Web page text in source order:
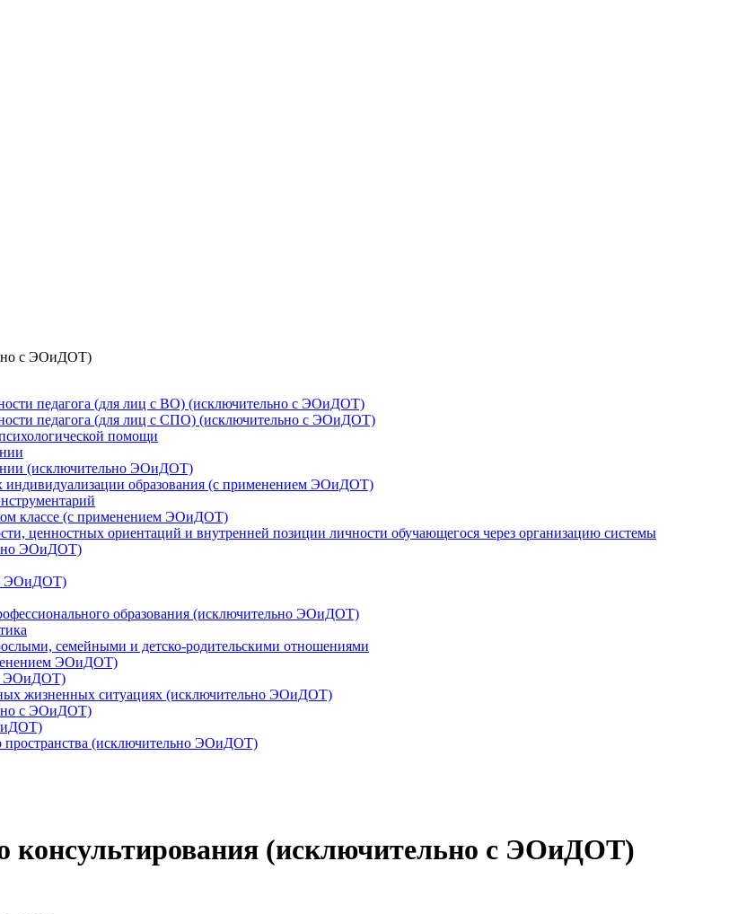
с ЭОиДОТ)
педагога (для лиц с ВО) (исключительно с ЭОиДОТ)
педагога (для лиц с СПО) (исключительно с ЭОиДОТ)
помощи
(исключительно ЭОиДОТ)
индивидуализации образования (с применением ЭОиДОТ)
классе (c применением ЭОиДОТ)
ценностных ориентаций и внутренней позиции личности обучающегося через организацию системы
ЭОиДОТ)
ЭОиДОТ)
образования (исключительно ЭОиДОТ)
семейными и детско-родительскими отношениями
ЭОиДОТ)
ЭОиДОТ)
жизненных ситуациях (исключительно ЭОиДОТ)
с ЭОиДОТ)
пространства (исключительно ЭОиДОТ)
консультирования (исключительно с ЭОиДОТ)